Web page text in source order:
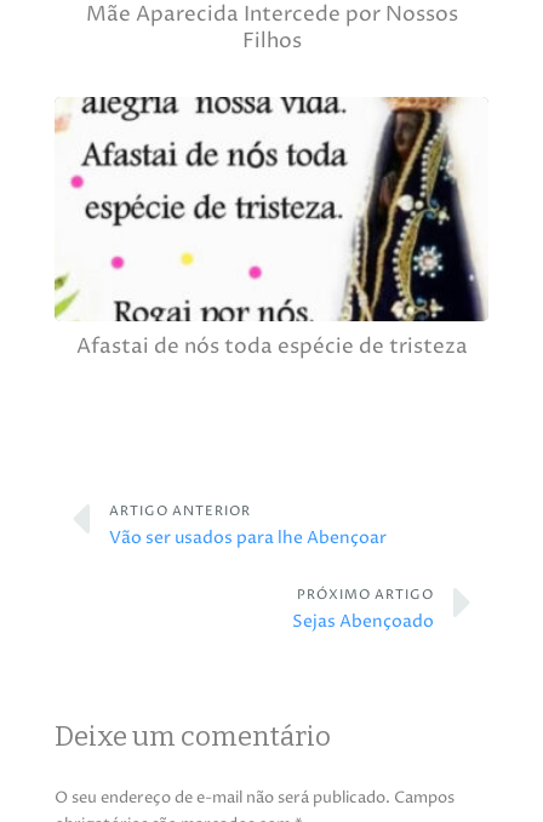
Mãe Aparecida Intercede por Nossos
Filhos
Afastai de nós toda espécie de tristeza
ARTIGO ANTERIOR
Vão ser usados para lhe Abençoar
PRÓXIMO ARTIGO
Sejas Abençoado
Deixe um comentário
O seu endereço de e-mail não será publicado. Campos